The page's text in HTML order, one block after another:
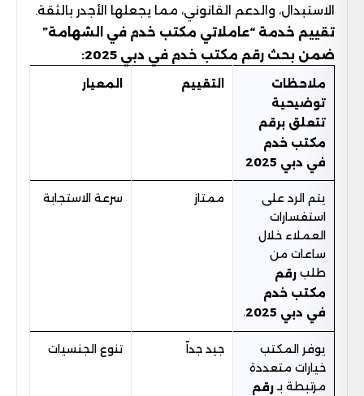
الاستبدال، والدعم القانوني، مما يجعلها الأجدر بالثقة.
تقييم خدمة “عاملاتي مكتب خدم في الشهامة”
ضمن بحث رقم مكتب خدم في دبي 2025:
ملاحظات
توضيحية
تتعلق برقم
مكتب خدم
في دبي 2025
التقييم المعيار
يتم الرد على
استفسارات
العملاء خلال
ساعات من
طلبرقم
مكتب خدم
في دبي 2025
.
ممتاز سرعة الاستجابة
يوفر المكتب
خيارات متعددة
مرتبطة بـرقم
جيد جداً تنوع الجنسيات